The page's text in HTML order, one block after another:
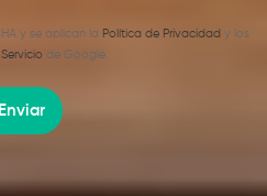
y se aplican la Política de Privacidad y los
Servicio de Google.
Enviar